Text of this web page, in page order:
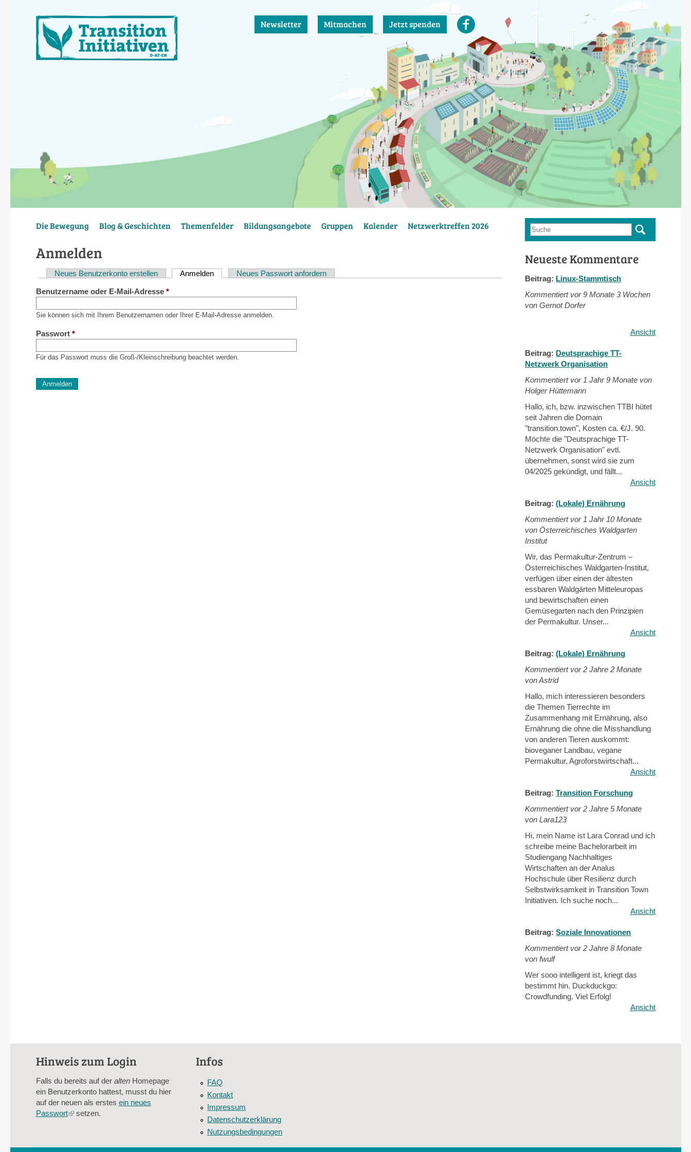
Newsletter Mitmachen Jetzt spenden
Die Bewegung Blog & Geschichten Themenfelder Bildungsangebote Gruppen Kalender Netzwerktreffen 2026
Anmelden
Haupt-
Reiter
Neues Benutzerkonto erstellen Anmelden (aktiver Reiter)
Neues Passwort anfordern
Benutzername oder E-Mail-Adresse *
Sie können sich mit Ihrem Benutzernamen oder Ihrer E-Mail-Adresse anmelden.
Passwort *
Für das Passwort muss die Groß-/Kleinschreibung beachtet werden.
Diese Sicherheitsfrage überprüft, ob Sie ein menschlicher Besucher sind und
Suchformular
Suche
Neueste Kommentare
Beitrag: Linux-Stammtisch
Kommentiert vor9 Monate 3 Wochen
von Gernot Dorfer
Ansicht
Beitrag: Deutsprachige TT-
Netzwerk Organisation
Kommentiert vor 1 Jahr 9 Monate von
Holger Hüttemann
Hallo, ich, bzw. inzwischen TTBI hütet
seit Jahren die Domain
"transition.town", Kosten ca. €/J. 90.
Möchte die "Deutsprachige TT-
Netzwerk Organisation" evtl.
übernehmen, sonst wird sie zum
04/2025 gekündigt, und fällt...
Ansicht
Beitrag:(Lokale) Ernährung
Kommentiert vor 1 Jahr 10 Monate
von Österreichisches Waldgarten
Institut
Wir, das Permakultur-Zentrum –
Österreichisches Waldgarten-Institut,
verfügen über einen der ältesten
essbaren Waldgärten Mitteleuropas
und bewirtschaften einen
Gemüsegarten nach den Prinzipien
der Permakultur. Unser...
Ansicht
Beitrag:(Lokale) Ernährung
Kommentiert vor2 Jahre 2 Monate
von Astrid
Hallo, mich interessieren besonders
die Themen Tierrechte im
Zusammenhang mit Ernährung, also
Ernährung die ohne die Misshandlung
von anderen Tieren auskommt:
bioveganer Landbau, vegane
Permakultur, Agroforstwirtschaft...
Ansicht
Beitrag:Transition Forschung
Kommentiert vor2 Jahre 5 Monate
von Lara123
Hi, mein Name ist Lara Conrad und ich
schreibe meine Bachelorarbeit im
Studiengang Nachhaltiges
Wirtschaften an der Analus
Hochschule über Resilienz durch
Selbstwirksamkeit in Transition Town
Initiativen. Ich suche noch...
Ansicht
Beitrag:Soziale Innovationen
Kommentiert vor2 Jahre 8 Monate
von fwulf
Wer sooo intelligent ist, kriegt das
bestimmt hin. Duckduckgo:
Crowdfunding. Viel Erfolg!
Ansicht
Hinweis zum Login
Falls du bereits auf der altenHomepage
ein Benutzerkonto hattest, musst du hier
auf der neuen als erstes ein neues
Passwort(linksetzen.
Infos
FAQ
Kontakt
Impressum
Datenschutzerklärung
Nutzungsbedingungen